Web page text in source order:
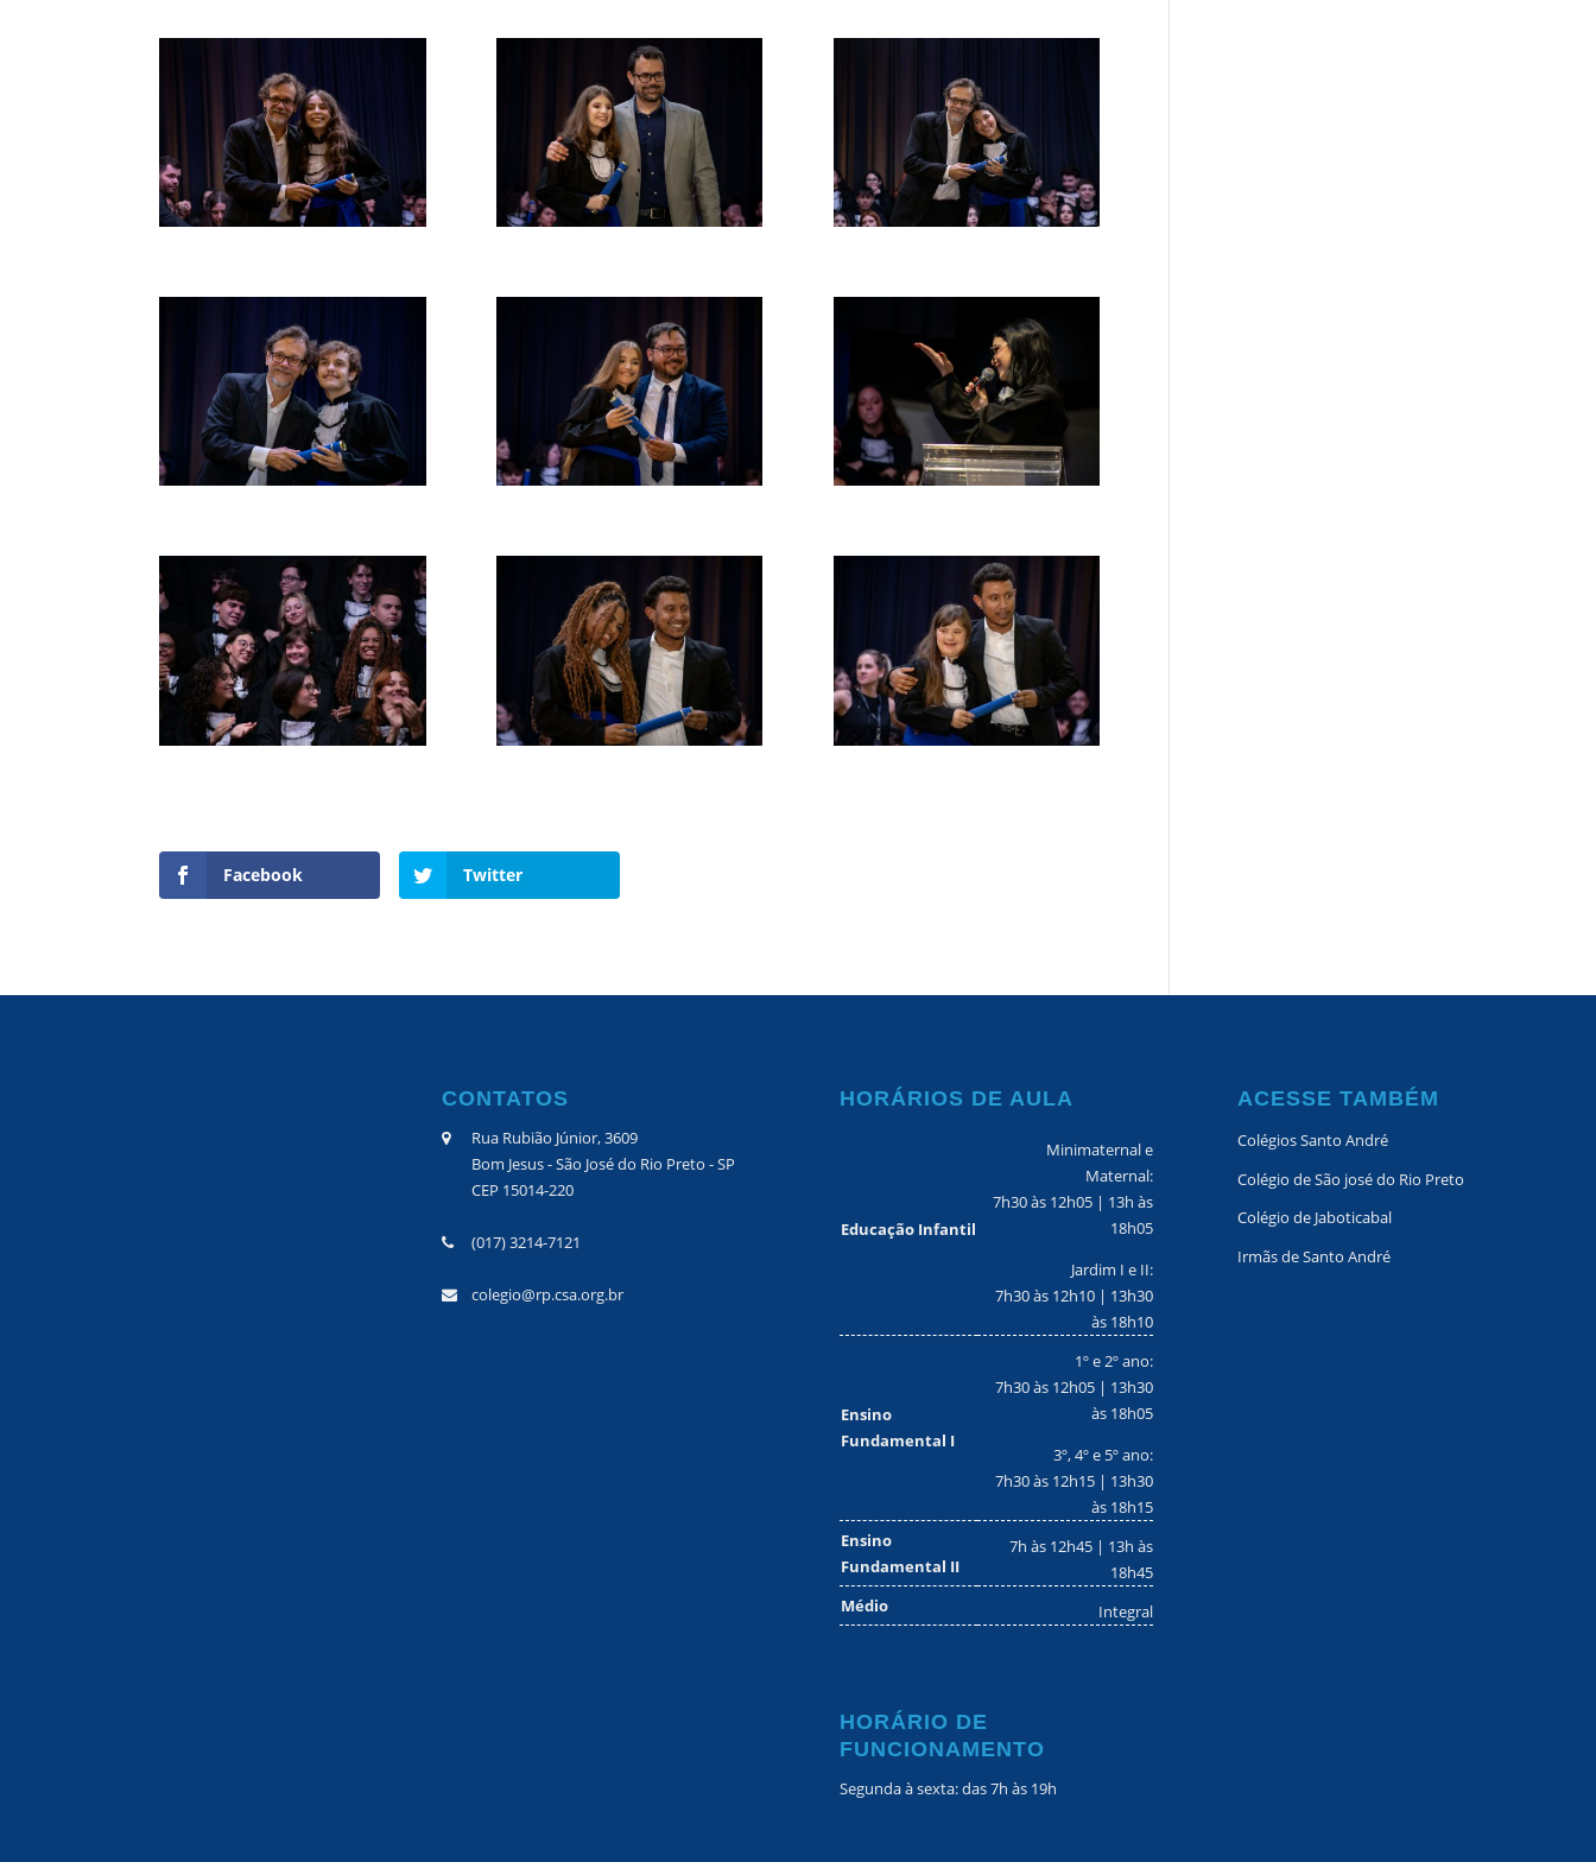
Facebook Twitter
CONTATOS
Rua Rubião Júnior, 3609
Bom Jesus - São José do Rio Preto - SP
CEP 15014-220
(017) 3214-7121
colegio@rp.csa.org.br
HORÁRIOS DE AULA
Educação Infantil
Minimaternal e
Maternal:
7h30 às 12h05 | 13h às
18h05
Jardim I e II:
7h30 às 12h10 | 13h30
às 18h10
Ensino
Fundamental I
1º e 2º ano:
7h30 às 12h05 | 13h30
às 18h05
3º, 4º e 5º ano:
7h30 às 12h15 | 13h30
às 18h15
Ensino
Fundamental II
7h às 12h45 | 13h às
18h45
Médio
Integral
HORÁRIO DE
FUNCIONAMENTO
Segunda à sexta: das 7h às 19h
ACESSE TAMBÉM
Colégios Santo André
Colégio de São josé do Rio Preto
Colégio de Jaboticabal
Irmãs de Santo André